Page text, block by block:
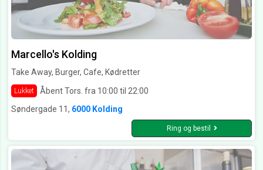
Marcello's Kolding
Take Away, Burger, Cafe, Kødretter
Lukket
Åbent Tors. fra 10:00 til 22:00
Søndergade 11, 6000 Kolding
Ring og bestil